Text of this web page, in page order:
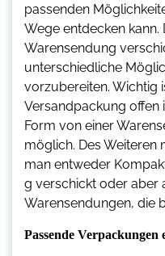
passenden
Wege entdecken kann.
Warensendung
unterschiedliche
vorzubereiten. Wichtig
Versandpackung offen
Form von einer
möglich. Des Weiteren
man entweder
g verschickt oder aber
Warensendungen, die
Passende Verpackungen